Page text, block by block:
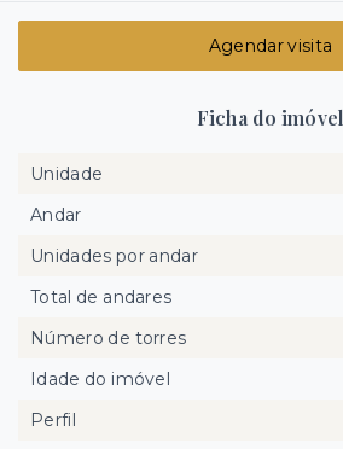
Agendar visita
Ficha do imóvel
Unidade
Andar
Unidades por andar
Total de andares
Número de torres
Idade do imóvel
Perfil